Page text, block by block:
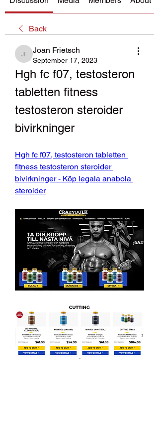
Back
Joan Frietsch
Joan Frietsch
September 17, 2023
Hgh fc f07, testosteron
tabletten fitness
testosteron steroider
bivirkninger
Hgh fc f07, testosteron tabletten
fitness testosteron steroider
bivirkninger - Köp legala anabola
steroider